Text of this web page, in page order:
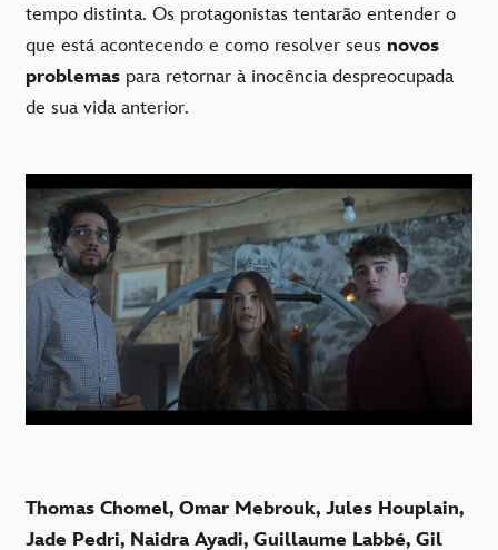
tempo distinta. Os protagonistas tentarão entender o
que está acontecendo e como resolver seus novos
problemas para retornar à inocência despreocupada
de sua vida anterior.
Thomas Chomel, Omar Mebrouk, Jules Houplain,
Jade Pedri, Naidra Ayadi, Guillaume Labbé, Gil